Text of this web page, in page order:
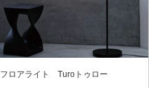
フロアライト Turoトゥロー